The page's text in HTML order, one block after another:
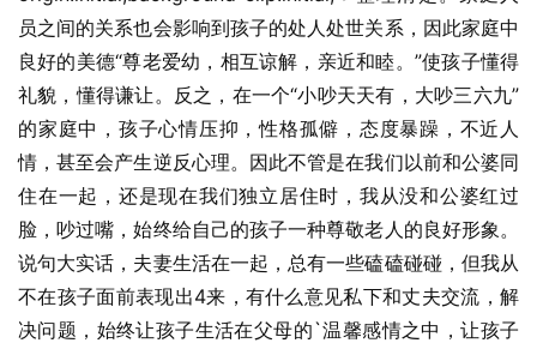
员之间的关系也会影响到孩子的处人处世关系，因此家庭中
良好的美德“尊老爱幼，相互谅解，亲近和睦。”使孩子懂得
礼貌，懂得谦让。反之，在一个“小吵天天有，大吵三六九”
的家庭中，孩子心情压抑，性格孤僻，态度暴躁，不近人
情，甚至会产生逆反心理。因此不管是在我们以前和公婆同
住在一起，还是现在我们独立居住时，我从没和公婆红过
脸，吵过嘴，始终给自己的孩子一种尊敬老人的良好形象。
说句大实话，夫妻生活在一起，总有一些磕磕碰碰，但我从
不在孩子面前表现出4来，有什么意见私下和丈夫交流，解
决问题，始终让孩子生活在父母的`温馨感情之中，让孩子